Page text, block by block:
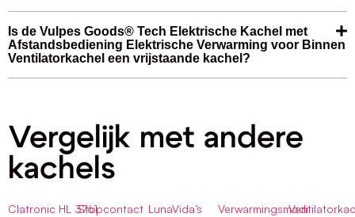
Is de Vulpes Goods® Tech Elektrische Kachel met
Afstandsbediening Elektrische Verwarming voor Binnen
Ventilatorkachel een vrijstaande kachel?
Vergelijk met andere
kachels
Clatronic HL 3761Stopcontact LunaVida’s
Verwarmingsmodi